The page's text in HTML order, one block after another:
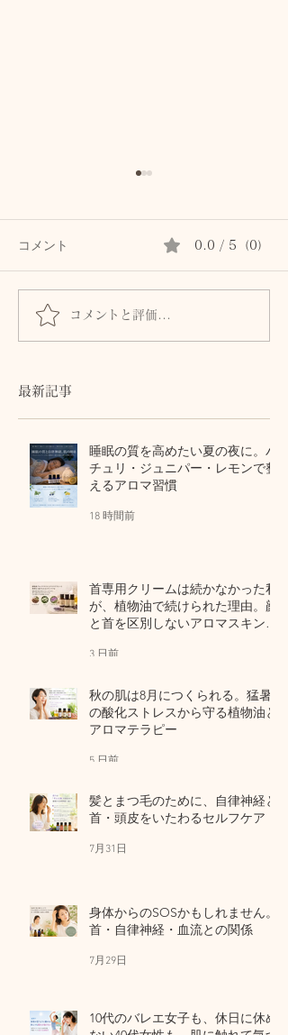
首専用クリームは続かな
かった私が、植物油で続
区別しないアロマスキン
コメント 0.0 / 5（0）
コメントと評価...
最新記事
睡眠の質を高めたい夏の夜に。パ
チュリ・ジュニパー・レモンで整
えるアロマ習慣
18 時間前
首専用クリームは続かなかった私
が、植物油で続けられた理由。顔
と首を区別しないアロマスキンケ
3 日前
秋の肌は8月につくられる。猛暑
の酸化ストレスから守る植物油と
アロマテラピー
5 日前
髪とまつ毛のために、自律神経と
首・頭皮をいたわるセルフケア
7月31日
身体からのSOSかもしれません。
首・自律神経・血流との関係
7月29日
10代のバレエ女子も、休日に休め